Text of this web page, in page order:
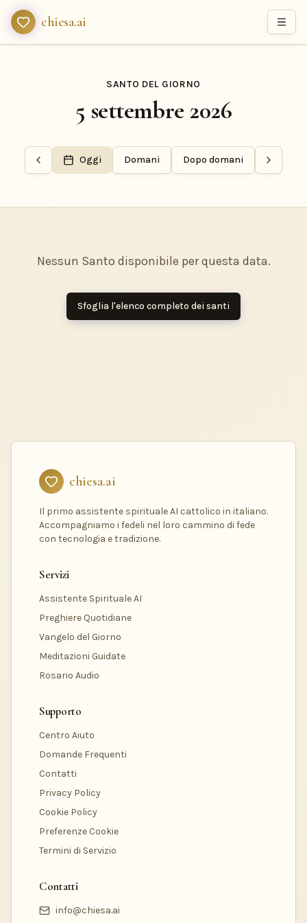
chiesa.ai
SANTO DEL GIORNO
5 settembre 2026
Oggi Domani Dopo domani
Nessun Santo disponibile per questa data.
Sfoglia l'elenco completo dei santi
chiesa.ai
Il primo assistente spirituale AI cattolico in italiano.
Accompagniamo i fedeli nel loro cammino di fede
con tecnologia e tradizione.
Servizi
Assistente Spirituale AI
Preghiere Quotidiane
Vangelo del Giorno
Meditazioni Guidate
Rosario Audio
Supporto
Centro Aiuto
Domande Frequenti
Contatti
Privacy Policy
Cookie Policy
Preferenze Cookie
Termini di Servizio
Contatti
info@chiesa.ai